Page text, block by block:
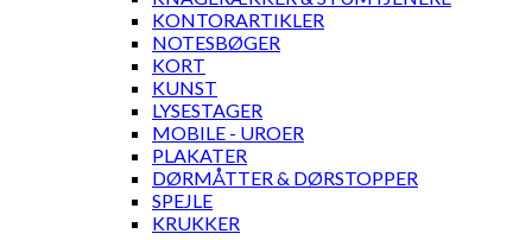
KONTORARTIKLER
NOTESBØGER
KORT
KUNST
LYSESTAGER
MOBILE - UROER
PLAKATER
DØRMÅTTER & DØRSTOPPER
SPEJLE
KRUKKER